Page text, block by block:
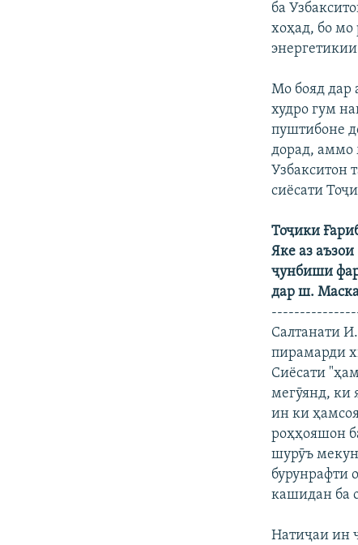
ба
хоҳад, бо
Мо бояд дар
худро гум
пуштибоне
дорад, аммо
Узбакситон
сиёсати
Тоҷики
Яке аз аъзои
ҷунбиши
дар ш.
Салтанати
пирамарди
Сиёсати
мегӯянд, ки
ин ки
роҳҳояшон
шурӯъ
бурунрафти
кашидан ба
Натиҷаи ин